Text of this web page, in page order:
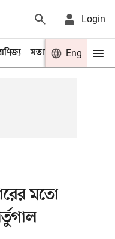
Login
মতামত খেলা
Eng
মতো